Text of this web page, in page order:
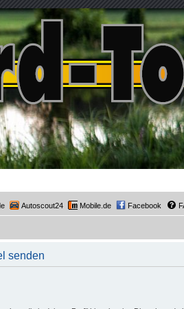
Autoscout24 Mobile.de Facebook
senden